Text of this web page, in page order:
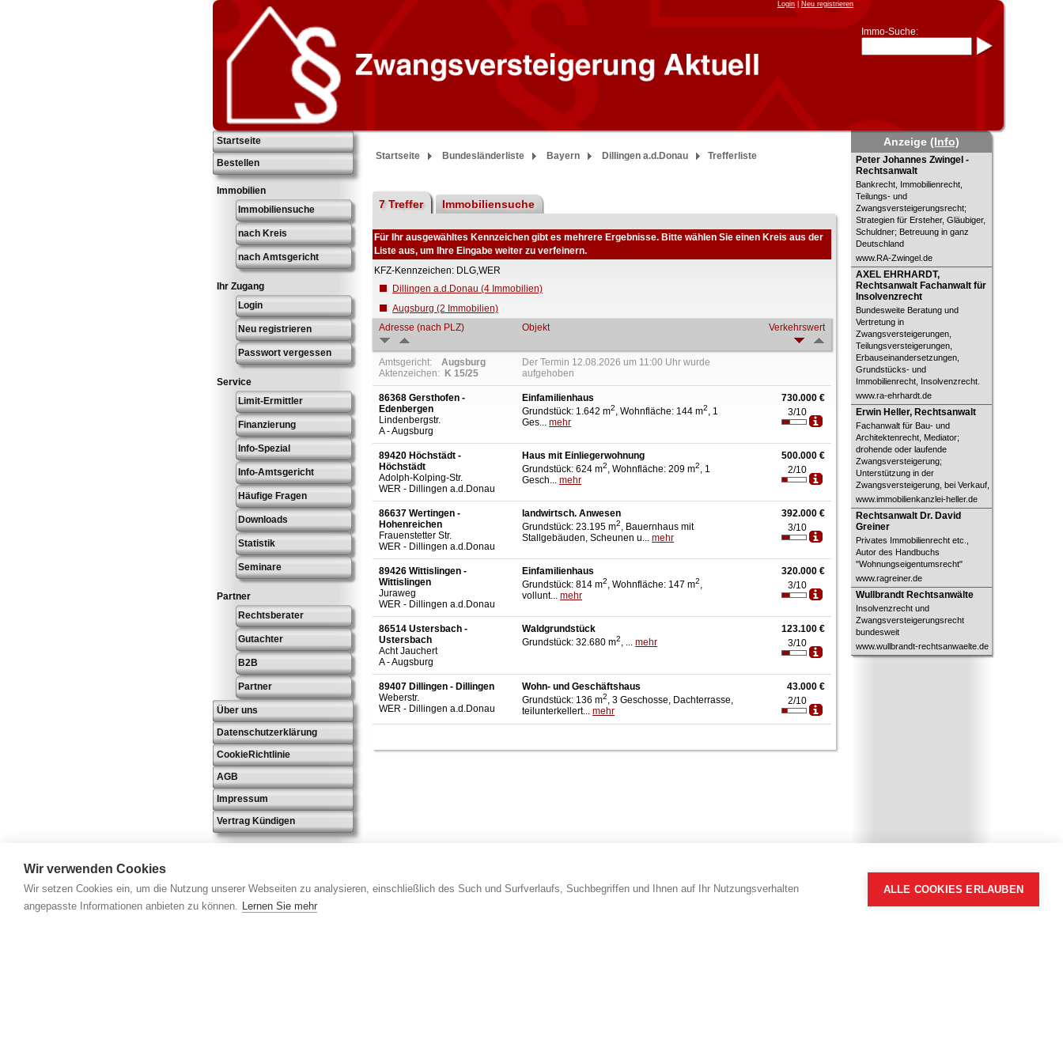
Wir verwenden Cookies
Wir setzen Cookies ein, um die Nutzung unserer Webseiten zu analysieren, einschließlich des Such und Surfverlaufs, Suchbegriffen und Ihnen auf Ihr Nutzungsverhalten
angepasste Informationen anbieten zu können. Lernen Sie mehr
ALLE COOKIES ERLAUBEN
Login| Neu registrieren
Immo-Suche:
* Suche verfeinern durch
Kombinieren
z.B.:15 Frankfurtfür
Frankfurt/Oder
und6 Frankfurt
Main
Immobiliensuche
nach Kreis
nach Amtsgericht
Startseite
Bestellen
Immobilien
Immobiliensuche
nach Kreis
nach Amtsgericht
Ihr Zugang
Login
Neu registrieren
Passwort vergessen
Service
Limit-Ermittler
Finanzierung
Info-Spezial
Info-Amtsgericht
Häufige Fragen
Downloads
Statistik
Seminare
Partner
Rechtsberater
Gutachter
B2B
Partner
Über uns
Datenschutzerklärung
CookieRichtlinie
AGB
Impressum
Vertrag Kündigen
Startseite Bundesländerliste Bayern Dillingen a.d.Donau Trefferliste
7 Treffer Immobiliensuche
Für Ihr ausgewähltes Kennzeichen gibt es mehrere Ergebnisse. Bitte wählen Sie einen Kreis aus der
Liste aus, um Ihre Eingabe weiter zu verfeinern.
KFZ-Kennzeichen: DLG,WER
Dillingen a.d.Donau (4 Immobilien)
Augsburg (2 Immobilien)
Adresse (nach PLZ)
Objekt Verkehrswert
Amtsgericht:Augsburg
Aktenzeichen: K 15/25
Der Termin 12.08.2026 um 11:00 Uhr wurde
aufgehoben
86368 Gersthofen -
Edenbergen
Lindenbergstr.
A - Augsburg
Einfamilienhaus
Grundstück: 1.642 m2, Wohnfläche: 144 m2, 1
Ges...mehr
730.000 €
3/10
89420 Höchstädt -
Höchstädt
Adolph-Kolping-Str.
WER - Dillingen a.d.Donau
Haus mit Einliegerwohnung
Grundstück: 624 m2, Wohnfläche: 209 m2, 1
Gesch...mehr
500.000 €
2/10
86637 Wertingen -
Hohenreichen
Frauenstetter Str.
WER - Dillingen a.d.Donau
landwirtsch. Anwesen
Grundstück: 23.195 m2, Bauernhaus mit
Stallgebäuden, Scheunen u...mehr
392.000 €
3/10
89426 Wittislingen -
Wittislingen
Juraweg
WER - Dillingen a.d.Donau
Einfamilienhaus
Grundstück: 814 m2, Wohnfläche: 147 m2,
vollunt...mehr
320.000 €
3/10
86514 Ustersbach -
Ustersbach
Acht Jauchert
A - Augsburg
Waldgrundstück
Grundstück: 32.680 m2, ...mehr
123.100 €
3/10
89407 Dillingen - Dillingen
Weberstr.
WER - Dillingen a.d.Donau
Wohn- und Geschäftshaus
Grundstück: 136 m2, 3 Geschosse, Dachterrasse,
teilunterkellert...mehr
43.000 €
2/10
Anzeige(Info)
Peter Johannes Zwingel -
Rechtsanwalt
Peter Johannes Zwingel -
Rechtsanwalt
Bankrecht, Immobilienrecht,
Teilungs- und
Zwangsversteigerungsrecht;
Strategien für Ersteher, Gläubiger,
Schuldner; Betreuung in ganz
Deutschland
www.RA-Zwingel.de
AXEL EHRHARDT, Rechtsanwalt
Fachanwalt für Insolvenzrecht
AXEL EHRHARDT,
Rechtsanwalt Fachanwalt für
Insolvenzrecht
Bundesweite Beratung und
Vertretung in
Zwangsversteigerungen,
Teilungsversteigerungen,
Erbauseinandersetzungen,
Grundstücks- und
Immobilienrecht, Insolvenzrecht.
www.ra-ehrhardt.de
Erwin Heller, Rechtsanwalt
Erwin Heller, Rechtsanwalt
Fachanwalt für Bau- und
Architektenrecht, Mediator;
drohende oder laufende
Zwangsversteigerung;
Unterstützung in der
Zwangsversteigerung, bei Verkauf,
www.immobilienkanzlei-heller.de
Rechtsanwalt Dr. David Greiner
Rechtsanwalt Dr. David
Greiner
Privates Immobilienrecht etc.,
Autor des Handbuchs
"Wohnungseigentumsrecht"
www.ragreiner.de
Wullbrandt Rechtsanwälte
Wullbrandt Rechtsanwälte
Insolvenzrecht und
Zwangsversteigerungsrecht
bundesweit
www.wullbrandt-rechtsanwaelte.de